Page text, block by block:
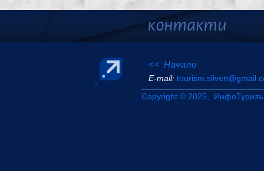
<< Начало
Е-mail:
Copyright © 2025,